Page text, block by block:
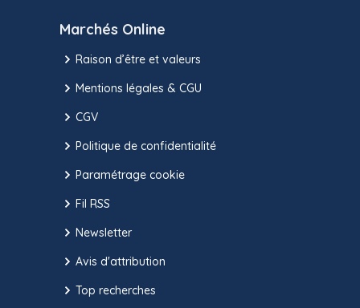
Marchés Online
Raison d’être et valeurs
Mentions légales & CGU
CGV
Politique de confidentialité
Paramétrage cookie
Fil RSS
Newsletter
Avis d'attribution
Top recherches